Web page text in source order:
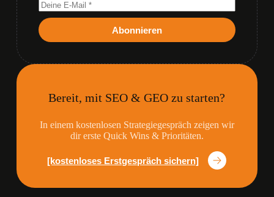
Abonnieren
Bereit, mit SEO & GEO zu starten?
In einem kostenlosen Strategiegespräch zeigen wir
dir erste Quick Wins & Prioritäten.
[kostenloses Erstgespräch sichern]